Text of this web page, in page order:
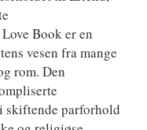
Book er en
vesen fra mange
rom. Den
skiftende parforhold